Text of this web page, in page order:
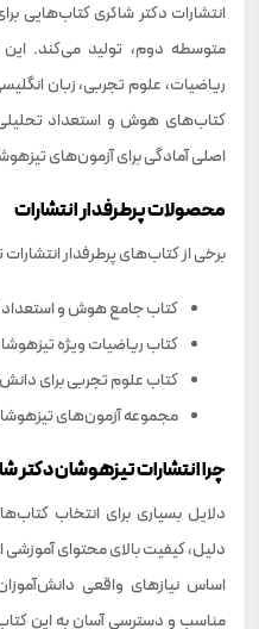
انتشارات دکتر شاکری کتاب‌هایی
متوسطه دوم، تولید می‌کند.
ریاضیات، علوم تجربی، زبان
کتاب‌های هوش و استعداد تحلیلی
اصلی آمادگی برای آزمون‌های
محصولات پرطرفدار انتشارات
برخی از کتاب‌های پرطرفدار
کتاب جامع هوش و استعداد
کتاب ریاضیات ویژه
کتاب علوم تجربی برای
مجموعه آزمون‌های
چرا انتشارات تیزهوشان دکتر
دلایل بسیاری برای انتخاب
دلیل، کیفیت بالای محتوای
اساس نیازهای واقعی
مناسب و دسترسی آسان به این